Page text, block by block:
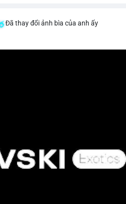
Đã thay đổi ảnh bìa của anh ấy